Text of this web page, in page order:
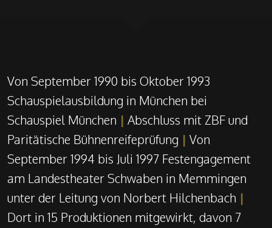
Von September 1990 bis Oktober 1993
Schauspielausbildung in München bei
Schauspiel München | Abschluss mit ZBF und
Paritätische Bühnenreifeprüfung | Von
September 1994 bis Juli 1997 Festengagement
am Landestheater Schwaben in Memmingen
unter der Leitung von Norbert Hilchenbach |
Dort in 15 Produktionen mitgewirkt, davon 7